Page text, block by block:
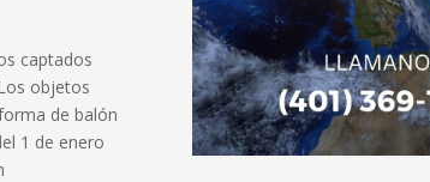
captados
objetos
de balón
1 de enero